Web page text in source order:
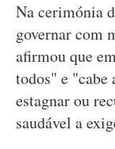
Na cerimónia
governar com
afirmou que
todos" e "cabe
estagnar ou
saudável a